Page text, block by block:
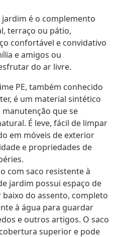
é o complemento
terraço ou pátio,
confortável e convidativo
e amigos ou
do ar livre.
PE, também conhecido
é um material sintético
que se
É leve, fácil de limpar
em móveis de exterior
e propriedades de
com saco resistente à
jardim possui espaço de
do assento, completo
à água para guardar
e outros artigos. O saco
superior e pode